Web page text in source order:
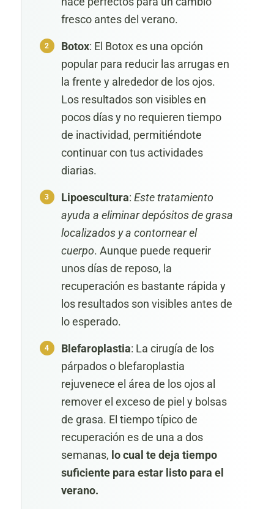
fresco antes del verano.
Botox: El Botox es una opción
popular para reducir las arrugas en
la frente y alrededor de los ojos.
Los resultados son visibles en
pocos días y no requieren tiempo
de inactividad, permitiéndote
continuar con tus actividades
diarias.
Lipoescultura: Este tratamiento
ayuda a eliminar depósitos de grasa
localizados y a contornear el
cuerpo. Aunque puede requerir
unos días de reposo, la
recuperación es bastante rápida y
los resultados son visibles antes de
lo esperado.
Blefaroplastia: La cirugía de los
párpados o blefaroplastia
rejuvenece el área de los ojos al
remover el exceso de piel y bolsas
de grasa. El tiempo típico de
recuperación es de una a dos
semanas, lo cual te deja tiempo
suficiente para estar listo para el
verano.